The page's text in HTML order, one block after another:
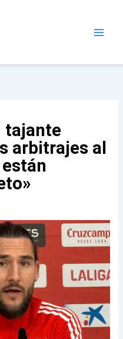
tajante
arbitrajes al